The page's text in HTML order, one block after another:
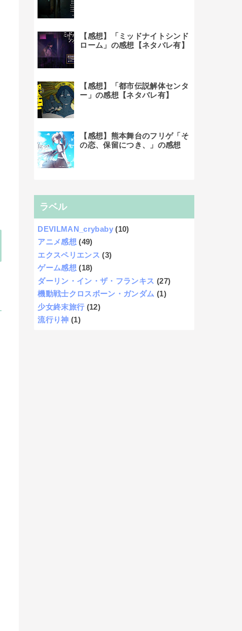
【感想】「ミッドナイトシンド
ローム」の感想【ネタバレ有】
【感想】「都市伝説解体センタ
ー」の感想【ネタバレ有】
【感想】熊本舞台のフリゲ「そ
の恋、保留につき、」の感想
ラベル
DEVILMAN_crybaby (10)
アニメ感想 (49)
エクスペリエンス (3)
ゲーム感想 (18)
ダーリン・イン・ザ・フランキス (27)
機動戦士クロスボーン・ガンダム (1)
少女終末旅行 (12)
流行り神 (1)